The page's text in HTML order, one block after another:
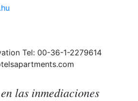
Tel: 00-36-1-2279614
las inmediaciones